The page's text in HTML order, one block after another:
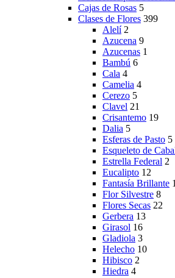
Cajas de Rosas 5
Clases de Flores 399
Alelí 2
Azucena 9
Azucenas 1
Bambú 6
Cala 4
Camelia 4
Cerezo 5
Clavel 21
Crisantemo 19
Dalia 5
Esferas de Pasto 5
Esqueleto de
Estrella Federal 2
Eucalipto 12
Fantasía Brillante 1
Flor Silvestre 8
Flores Secas 22
Gerbera 13
Girasol 16
Gladiola 3
Helecho 10
Hibisco 2
Hiedra 4